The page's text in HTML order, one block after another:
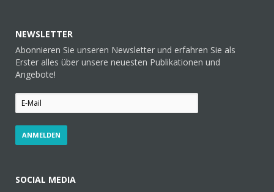
NEWSLETTER
Abonnieren Sie unseren Newsletter und erfahren Sie als
Erster alles über unsere neuesten Publikationen und
Angebote!
SOCIAL MEDIA